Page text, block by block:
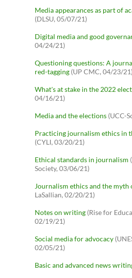
Media appearances as part of
(DLSU, 05/07/21)
Digital media and good
04/24/21)
Questioning questions: A
red-tagging (UP CMC, 04/23/21)
What's at stake in the 2022
04/16/21)
Media and the elections (UCC-
Practicing journalism ethics in
(CYLI, 03/20/21)
Ethical standards in journalism
Society, 03/06/21)
Journalism ethics and the
LaSallian, 02/20/21)
Notes on writing (Rise for
02/19/21)
Social media for advocacy
02/05/21)
Basic and advanced news